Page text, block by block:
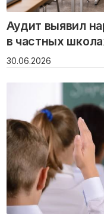
Аудит выявил
в частных
30.06.2026